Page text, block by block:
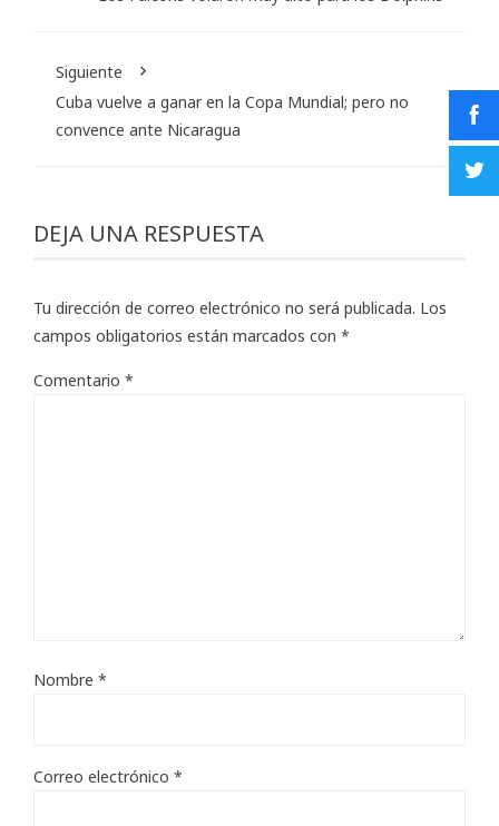
Siguiente
Cuba vuelve a ganar en la Copa Mundial; pero no
convence ante Nicaragua
DEJA UNA RESPUESTA
Tu dirección de correo electrónico no será publicada. Los
campos obligatorios están marcados con *
Comentario *
Nombre *
Correo electrónico *